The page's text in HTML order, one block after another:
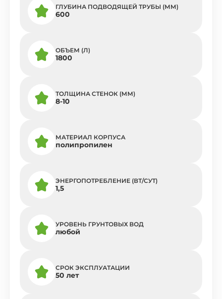
ГЛУБИНА ПОДВОДЯЩЕЙ ТРУБЫ (ММ)
600
ОБЪЕМ (Л)
1800
ТОЛЩИНА СТЕНОК (ММ)
8-10
МАТЕРИАЛ КОРПУСА
полипропилен
ЭНЕРГОПОТРЕБЛЕНИЕ (ВТ/СУТ)
1,5
УРОВЕНЬ ГРУНТОВЫХ ВОД
любой
СРОК ЭКСПЛУАТАЦИИ
50 лет